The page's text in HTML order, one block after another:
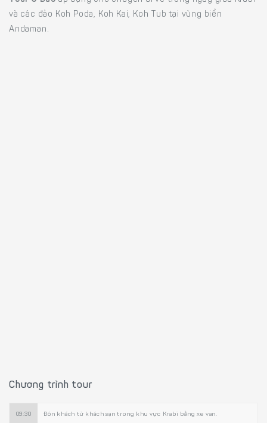
và các đảo Koh Poda, Koh Kai, Koh Tub tại vùng biển
Andaman.
Chương trình tour
09:30 Đón khách từ khách sạn trong khu vực Krabi bằng xe van.